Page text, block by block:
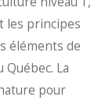
les principes
éléments de
La
pour